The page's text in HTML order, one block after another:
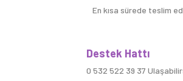
En kısa sürede teslim
Destek Hattı
0 532 522 39 37